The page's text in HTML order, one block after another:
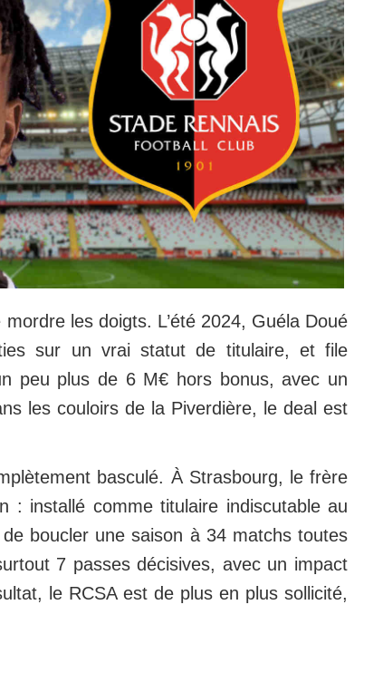
les doigts. L’été 2024, Guéla Doué
sur un vrai statut de titulaire, et file
peu plus de 6 M€ hors bonus, avec un
les couloirs de la Piverdière, le deal est
basculé. À Strasbourg, le frère
: installé comme titulaire indiscutable au
boucler une saison à 34 matchs toutes
7 passes décisives, avec un impact
le RCSA est de plus en plus sollicité,